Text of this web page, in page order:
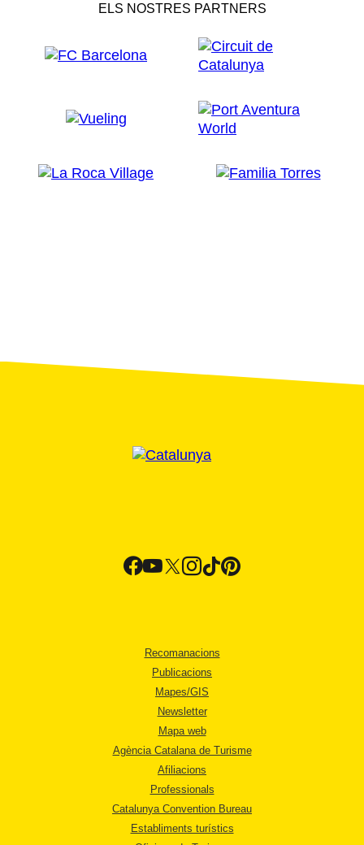
ELS NOSTRES PARTNERS
Recomanacions
Publicacions
Mapes/GIS
Newsletter
Mapa web
Agència Catalana de Turisme
Afiliacions
Professionals
Catalunya Convention Bureau
Establiments turístics